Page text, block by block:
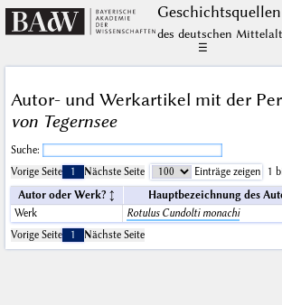
Geschichts­quellen
des deutschen
☰
Autor- und Werkartikel mit der
von Tegernsee
Suche:
Vorige Seite
1 Nächste Seite Einträge zeigen
1
Autor oder Werk?
Hauptbezeichnung des
Werk
Rotulus Cundolti monachi
Vorige Seite
1 Nächste Seite